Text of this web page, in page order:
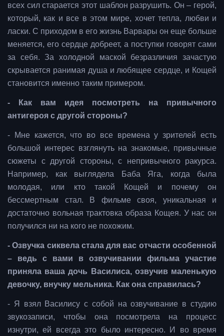
всех сил старается этот шаблон разрушить. Он – герой,
который, как и все в этом мире, хочет тепла, любви и
ласки. С приходом в его жизнь Варвары он еще больше
меняется, его сердце добреет, а поступки говорят сами
за себя. За холодной маской безразличия зачастую
скрывается ранимая душа и любящее сердце, и Кощей
становится именно таким примером.
- Как вам идея посмотреть на привычного
антигероя с другой стороны?
- Мне кажется, что во все времена у зрителей есть
большой интерес взглянуть на знакомые, привычные
сюжеты с другой стороны, с непривычного ракурса.
Например, как выглядела Баба Яга, когда была
молодая, или кто такой Кощей и почему он
бессмертным стал. В фильме своя, уникальная и
достаточно вольная трактовка образа Кощея. У нас он
получился ни на кого не похожим.
- Озвучка сиквела стала для вас отчасти особенной
– ведь с вами в озвучивании фильма участие
приняла ваша дочь Василиса, озвучив маленькую
девочку, внучку мельника. Как она справилась?
- Я взял Василису с собой на озвучивание в студию
звукозаписи, чтобы она посмотрела на процесс
изнутри, ей всегда это было интересно. И во время